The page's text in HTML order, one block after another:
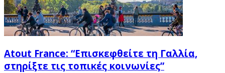
Atout France: “Επισκεφθείτε τη Γαλλία,
στηρίξτε τις τοπικές κοινωνίες”